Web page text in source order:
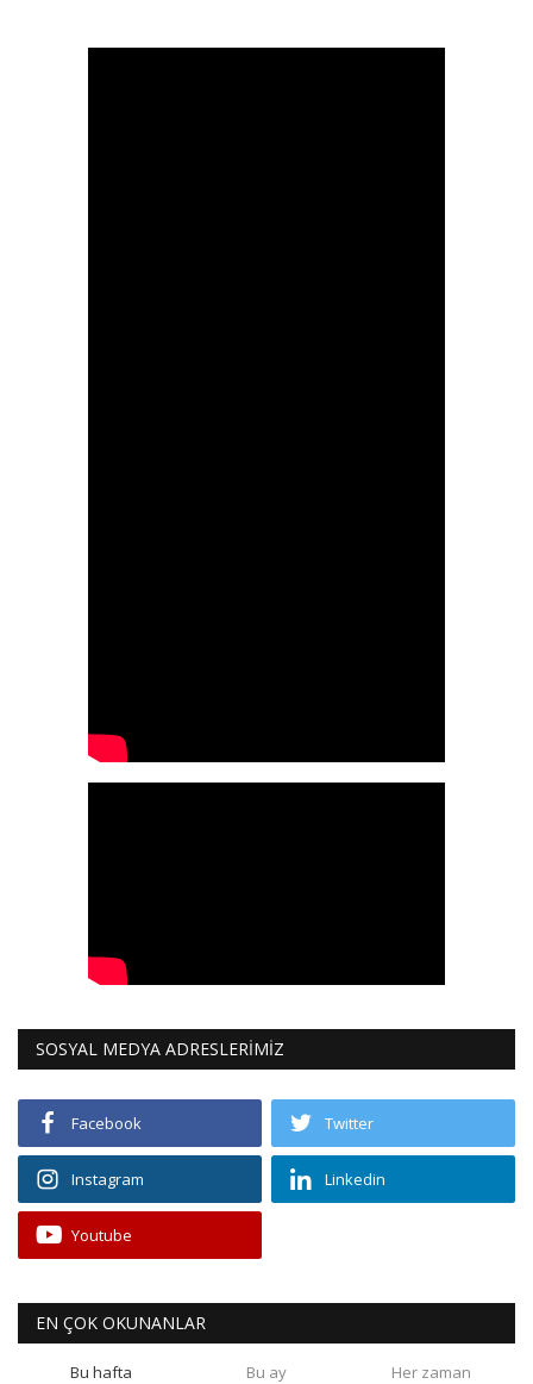
SOSYAL MEDYA ADRESLERİMİZ
Facebook Twitter
Instagram Linkedin
Youtube
EN ÇOK OKUNANLAR
Bu hafta Bu ay Her zaman